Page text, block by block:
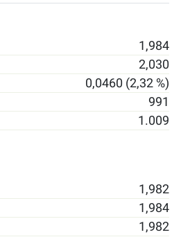
1,984
2,030
0,0460 (2,32 %)
991
1.009
1,982
1,984
1,982